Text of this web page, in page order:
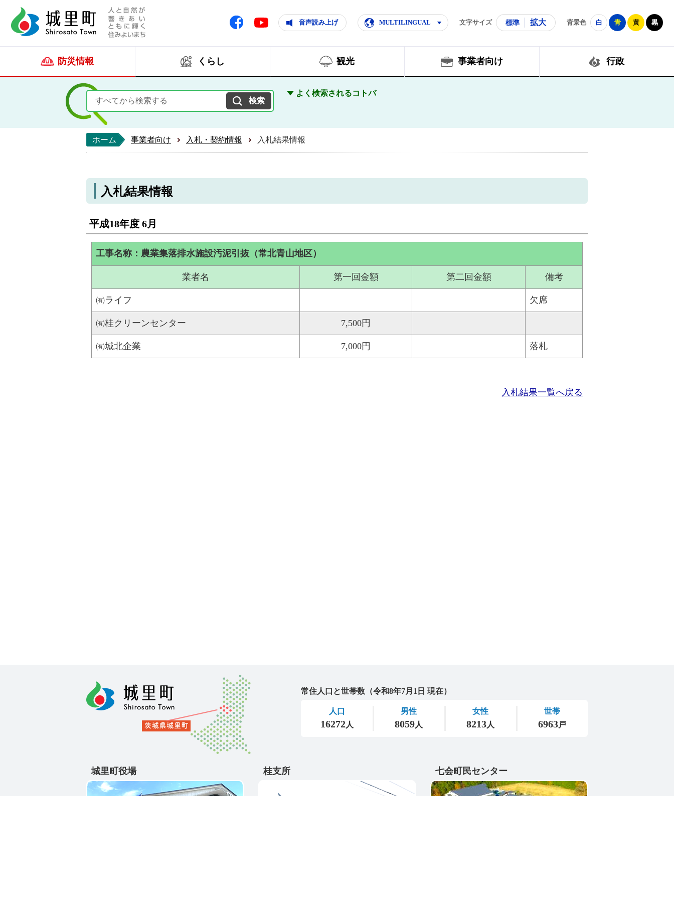
人と自然が響きあいともに輝く住みよいまち
Facebook Youtube 音声読み上げ MULTILINGUAL 文字サイズ 標準 拡大 背景色 白 青 黄 黒
防災情報 くらし 観光 事業者向け 行政
よく検索されるコトバ
ホーム 事業者向け 入札・契約情報 入札結果情報
入札結果情報
平成18年度 6月
工事名称：農業集落排水施設汚泥引抜（常北青山地区）
業者名 第一回金額 第二回金額 備考
㈲ライフ 欠席
㈲桂クリーンセンター 7,500円
㈲城北企業 7,000円 落札
入札結果一覧へ戻る
城里町役場 桂支所 七会町民センター